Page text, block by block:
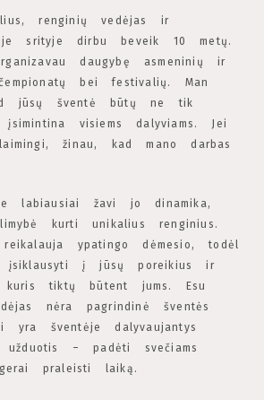
renginių vedėjas ir
srityje dirbu beveik 10 metų.
daugybę asmeninių ir
bei festivalių. Man
jūsų šventė būtų ne tik
visiems dalyviams. Jei
žinau, kad mano darbas
labiausiai žavi jo dinamika,
kurti unikalius renginius.
ypatingo dėmesio, todėl
įsiklausyti į jūsų poreikius ir
kuris tiktų būtent jums. Esu
nėra pagrindinė šventės
yra šventėje dalyvaujantys
užduotis – padėti svečiams
praleisti laiką.